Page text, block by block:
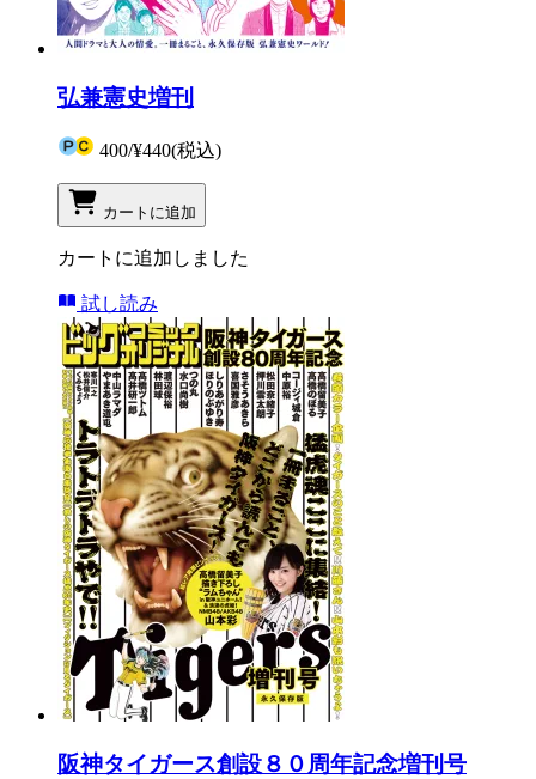
弘兼憲史増刊
400/¥440(税込)
カートに追加
カートに追加しました
試し読み
阪神タイガース創設８０周年記念増刊号